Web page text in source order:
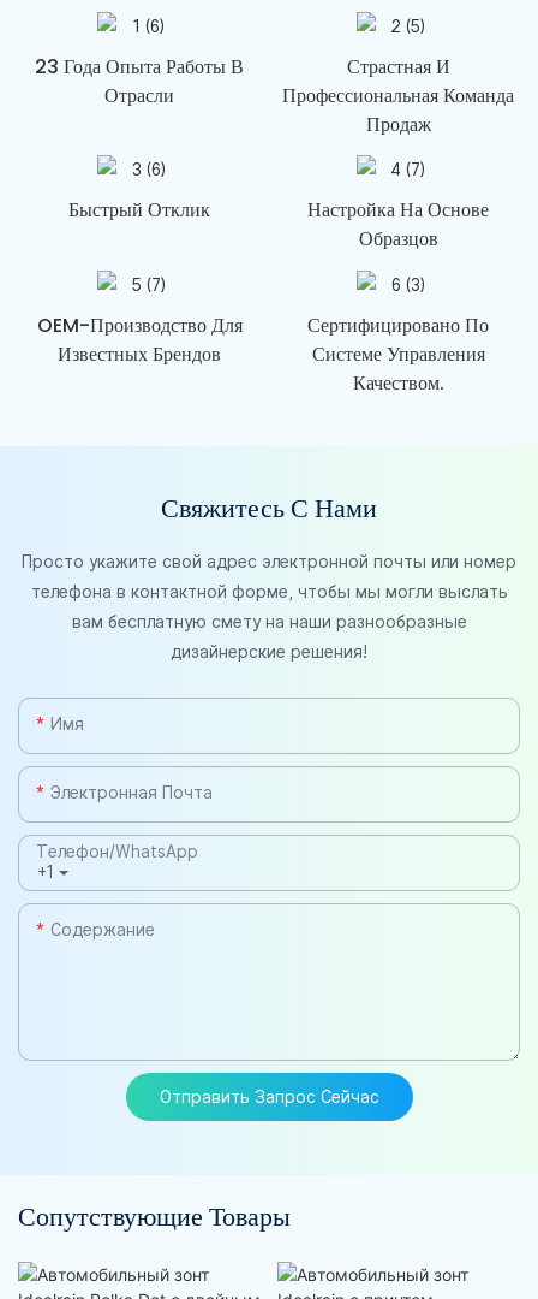
23 Года Опыта Работы В
Отрасли
Страстная И
Профессиональная Команда
Продаж
Быстрый Отклик
Настройка На Основе
Образцов
OEM-Производство Для
Известных Брендов
Сертифицировано По
Системе Управления
Качеством.
Свяжитесь С Нами
Просто укажите свой адрес электронной почты или номер
телефона в контактной форме, чтобы мы могли выслать
вам бесплатную смету на наши разнообразные
дизайнерские решения!
Имя
Электронная Почта
+1
Телефон/WhatsApp
Содержание
Отправить Запрос Сейчас
Сопутствующие Товары